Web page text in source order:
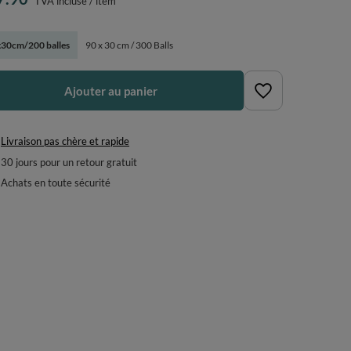
200 balles 90 x 30 cm / 300 Balls
Ajouter au panier
Livraison pas chère et rapide
30 jours pour un retour gratuit
Achats en toute sécurité